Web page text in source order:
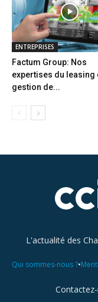
ENTREPRISES
Factum Group: Nos
expertises du leasing
gestion de...
L'actualité des
Qui sommes-nous ?•